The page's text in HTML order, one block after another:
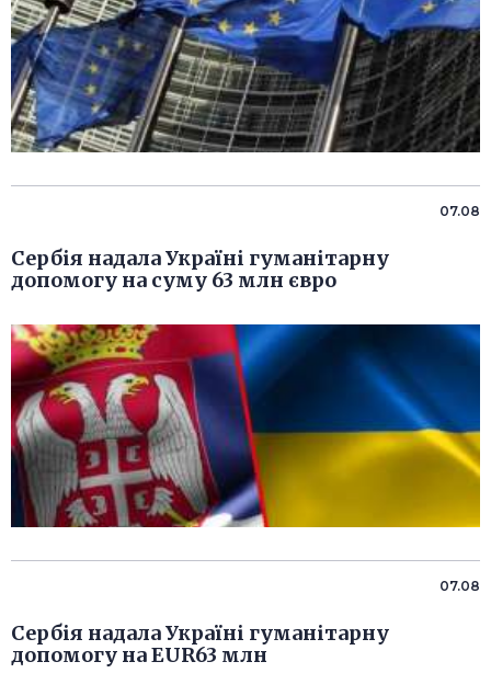
07.08
Сербія надала Україні гуманітарну
допомогу на суму 63 млн євро
07.08
Сербія надала Україні гуманітарну
допомогу на EUR63 млн